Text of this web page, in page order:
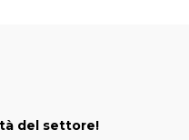
del settore!